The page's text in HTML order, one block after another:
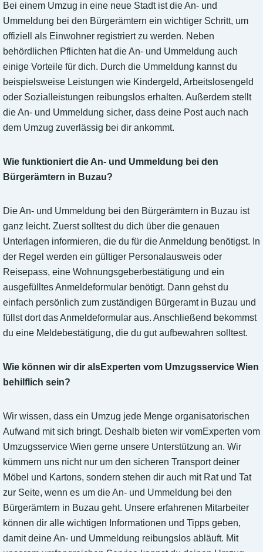
Bei einem Umzug in eine neue Stadt ist die An- und
Ummeldung bei den Bürgerämtern ein wichtiger Schritt, um
offiziell als Einwohner registriert zu werden. Neben
behördlichen Pflichten hat die An- und Ummeldung auch
einige Vorteile für dich. Durch die Ummeldung kannst du
beispielsweise Leistungen wie Kindergeld, Arbeitslosengeld
oder Sozialleistungen reibungslos erhalten. Außerdem stellt
die An- und Ummeldung sicher, dass deine Post auch nach
dem Umzug zuverlässig bei dir ankommt.
Wie funktioniert die An- und Ummeldung bei den
Bürgerämtern in Buzau?
Die An- und Ummeldung bei den Bürgerämtern in Buzau ist
ganz leicht. Zuerst solltest du dich über die genauen
Unterlagen informieren, die du für die Anmeldung benötigst. In
der Regel werden ein gültiger Personalausweis oder
Reisepass, eine Wohnungsgeberbestätigung und ein
ausgefülltes Anmeldeformular benötigt. Dann gehst du
einfach persönlich zum zuständigen Bürgeramt in Buzau und
füllst dort das Anmeldeformular aus. Anschließend bekommst
du eine Meldebestätigung, die du gut aufbewahren solltest.
Wie können wir dir alsExperten vom Umzugsservice Wien
behilflich sein?
Wir wissen, dass ein Umzug jede Menge organisatorischen
Aufwand mit sich bringt. Deshalb bieten wir vomExperten vom
Umzugsservice Wien gerne unsere Unterstützung an. Wir
kümmern uns nicht nur um den sicheren Transport deiner
Möbel und Kartons, sondern stehen dir auch mit Rat und Tat
zur Seite, wenn es um die An- und Ummeldung bei den
Bürgerämtern in Buzau geht. Unsere erfahrenen Mitarbeiter
können dir alle wichtigen Informationen und Tipps geben,
damit deine An- und Ummeldung reibungslos abläuft. Mit